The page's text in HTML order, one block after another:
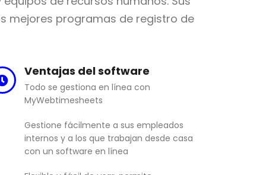
mejores programas de registro de
Ventajas del software
Todo se gestiona en línea con
MyWebtimesheets
Gestione fácilmente a sus empleados
internos y a los que trabajan desde casa
con un software en línea